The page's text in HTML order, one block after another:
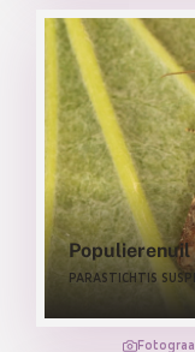
Populierenuil
PARASTICHTIS